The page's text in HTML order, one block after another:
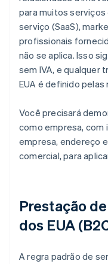
para muitos
serviço (SaaS),
profissionais
não se aplica. Isso
sem IVA, e qualquer
EUA é definido
Você precisará
como empresa, com
empresa, endereço
comercial, para
Prestação
dos EUA
A regra padrão de